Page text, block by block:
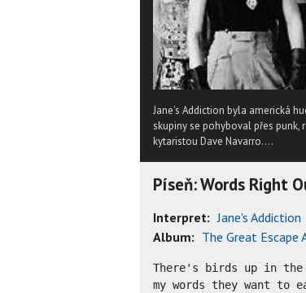
Jane's Addiction byla americká
skupiny se pohyboval přes punk,
kytaristou Dave Navarro....
Píseň: Words Right
Interpret: Jane's Addiction
Album: The Great Escape
There's birds up in the
my words they want to